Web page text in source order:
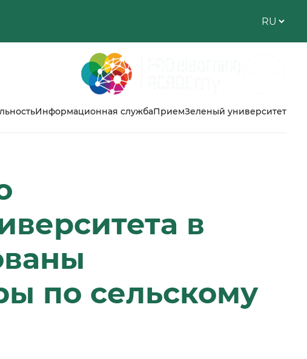
Информационная службаПриемЗеленый университет
в
по сельскому